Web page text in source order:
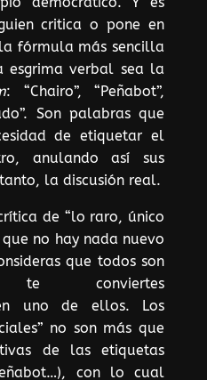
critica o pone en
fórmula más sencilla
verbal sea la
: “Chairo”, “Peñabot”,
Son palabras que
de etiquetar el
anulando así sus
la discusión real.
de “lo raro, único
que no hay nada nuevo
que todos son
te conviertes
uno de ellos. Los
no son más que
de las etiquetas
con lo cual